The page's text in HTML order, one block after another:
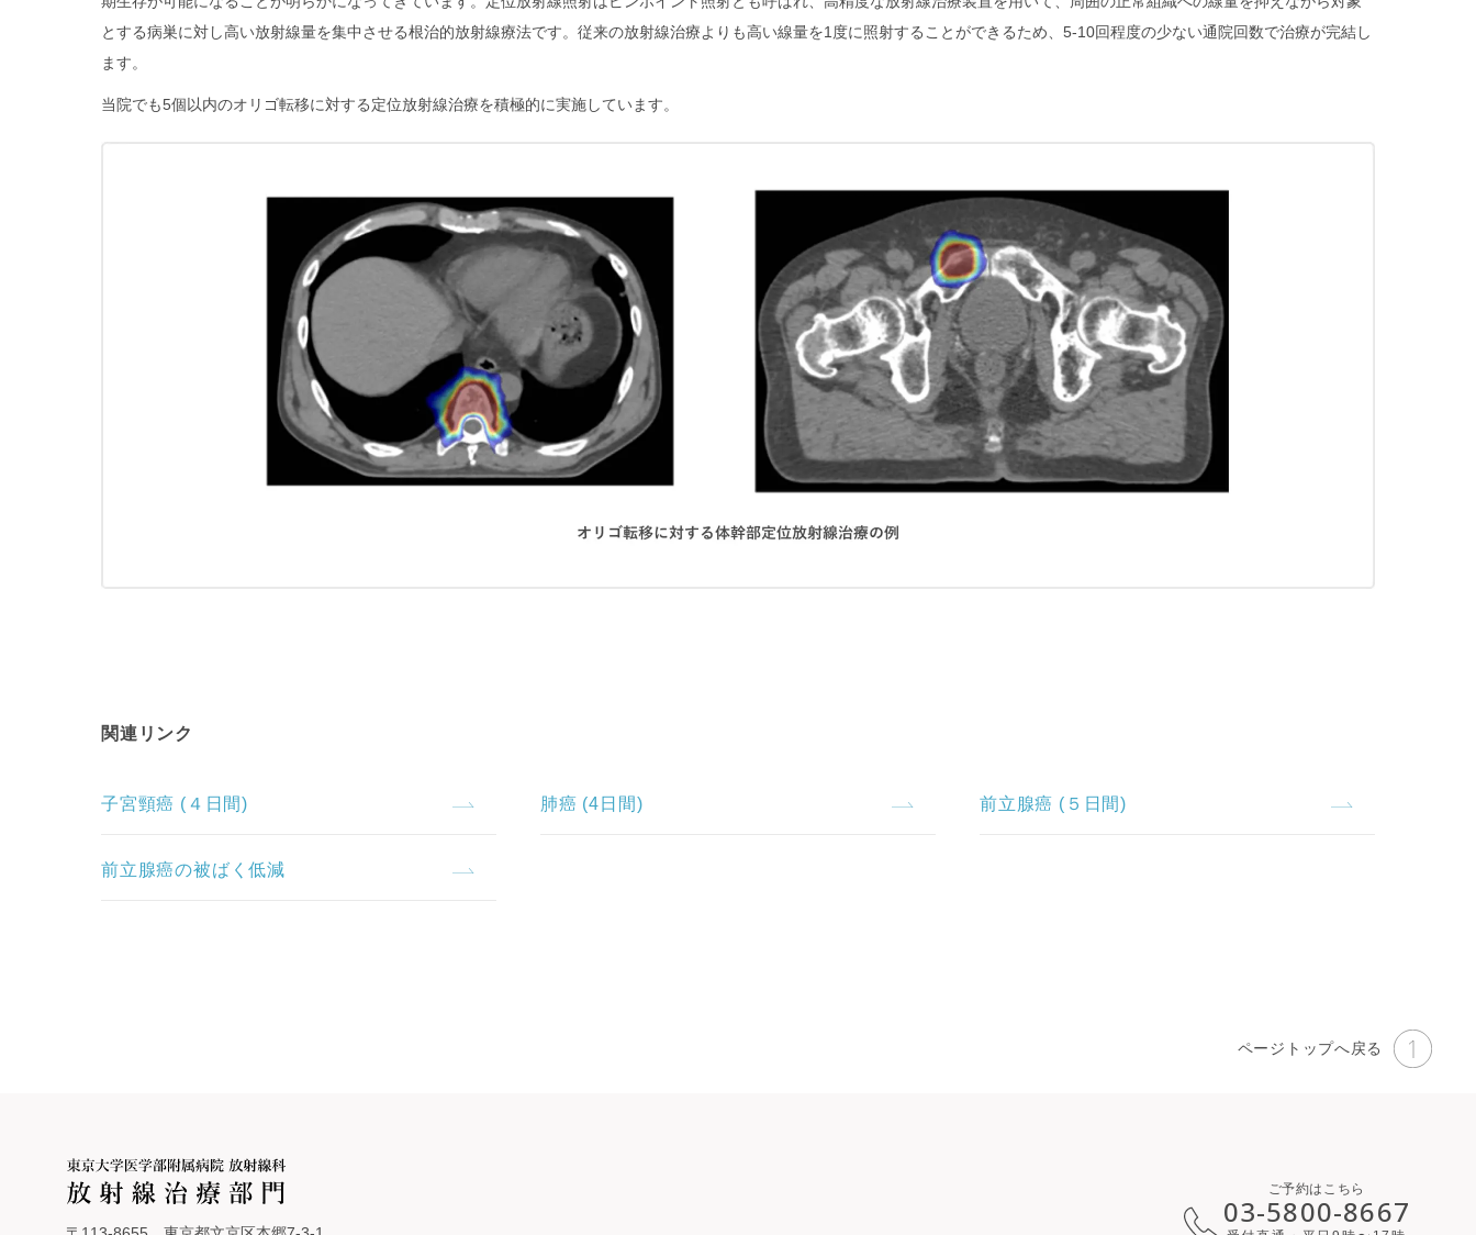
とする病巣に対し高い放射線量を集中させる根治的放射線療法です。従来の放射線治療よりも高い線量を1度に照射することができるため、5-10回程度の少ない通院回数で治療が完結し
ます。
当院でも5個以内のオリゴ転移に対する定位放射線治療を積極的に実施しています。
関連リンク
子宮頸癌 (４日間) 肺癌 (4日間) 前立腺癌 (５日間)
前立腺癌の被ばく低減
ご予約はこちら
03-5800-8667
ページトップへ戻る